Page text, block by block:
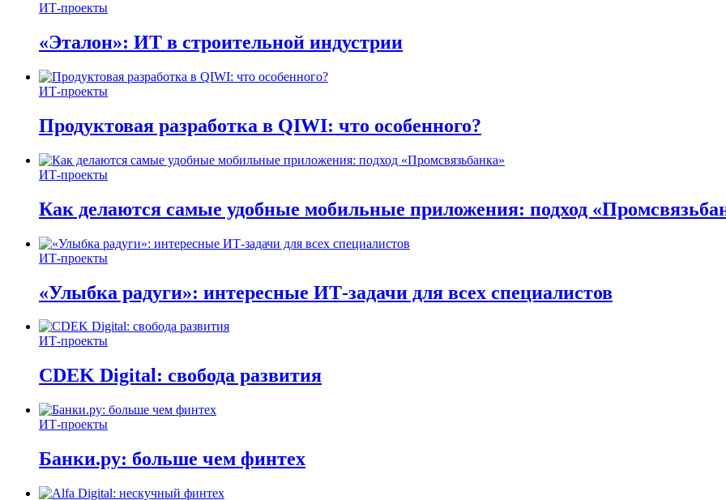
ИТ-проекты
«Эталон»: ИТ в строительной индустрии
ИТ-проекты
Продуктовая разработка в QIWI: что особенного?
ИТ-проекты
Как делаются самые удобные мобильные приложения: подход
ИТ-проекты
«Улыбка радуги»: интересные ИТ-задачи для всех специалистов
ИТ-проекты
CDEK Digital: свобода развития
ИТ-проекты
Банки.ру: больше чем финтех